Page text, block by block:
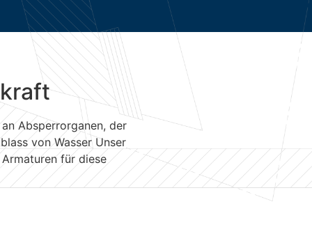
Absperrorganen, der
von Wasser Unser
für diese